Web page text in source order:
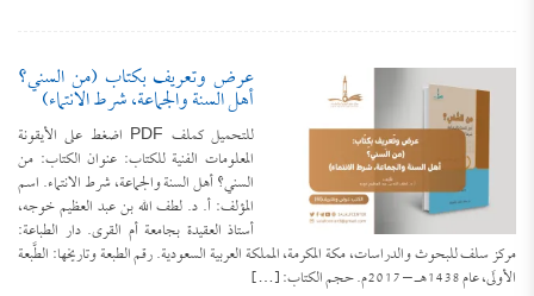
عرض وتعريف بكتاب (من السني؟
أهل السنة والجماعة، شرط الانتماء)
للتحميل كملف PDF اضغط على الأيقونة
المعلومات الفنية للكتاب: عنوان الكتاب: من
السني؟ أهل السنة والجماعة، شرط الانتماء. اسم
المؤلف: أ. د. لطف الله بن عبد العظيم خوجه،
أستاذ العقيدة بجامعة أم القرى. دار الطباعة:
مركز سلف للبحوث والدراسات، مكة المكرمة، المملكة العربية السعودية. رقم الطبعة وتاريخها: الطَّبعة
الأولَى، عام 1438هـ – 2017م. حجم الكتاب: […]